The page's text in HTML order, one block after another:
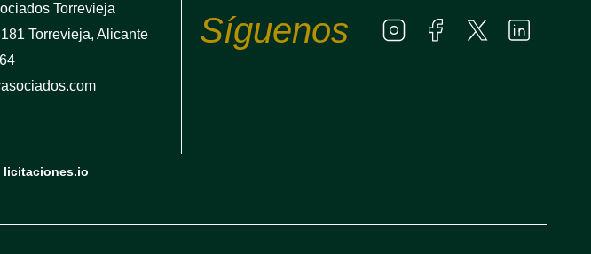
Torrevieja
Torrevieja, Alicante
Síguenos
licitaciones.io